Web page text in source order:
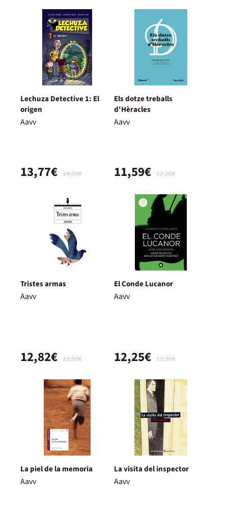
Lechuza Detective 1: El
origen
Aavv
14,50€
13,77€
Els dotze treballs
d'Hèracles
Aavv
12,20€
11,59€
Tristes armas
Aavv
13,50€
12,82€
El Conde Lucanor
Aavv
12,90€
12,25€
La piel de la memoria
Aavv
La visita del inspector
Aavv